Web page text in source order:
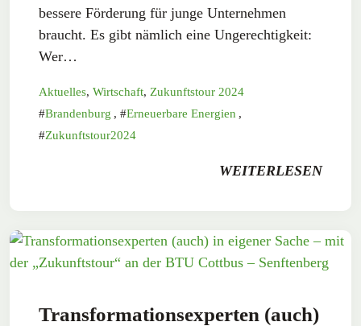
bessere Förderung für junge Unternehmen
braucht. Es gibt nämlich eine Ungerechtigkeit:
Wer…
Aktuelles, Wirtschaft, Zukunftstour 2024
Brandenburg , Erneuerbare Energien ,
Zukunftstour2024
WEITERLESEN
Transformationsexperten (auch)